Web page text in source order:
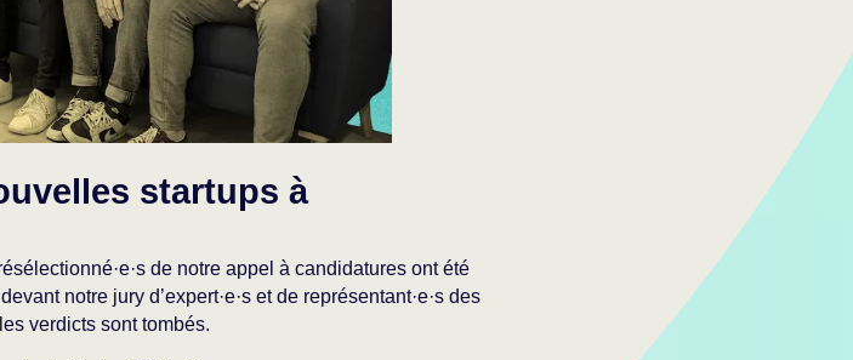
startups à
de notre appel à candidatures ont été
notre jury d’expert·e·s et de représentant·e·s des
verdicts sont tombés.